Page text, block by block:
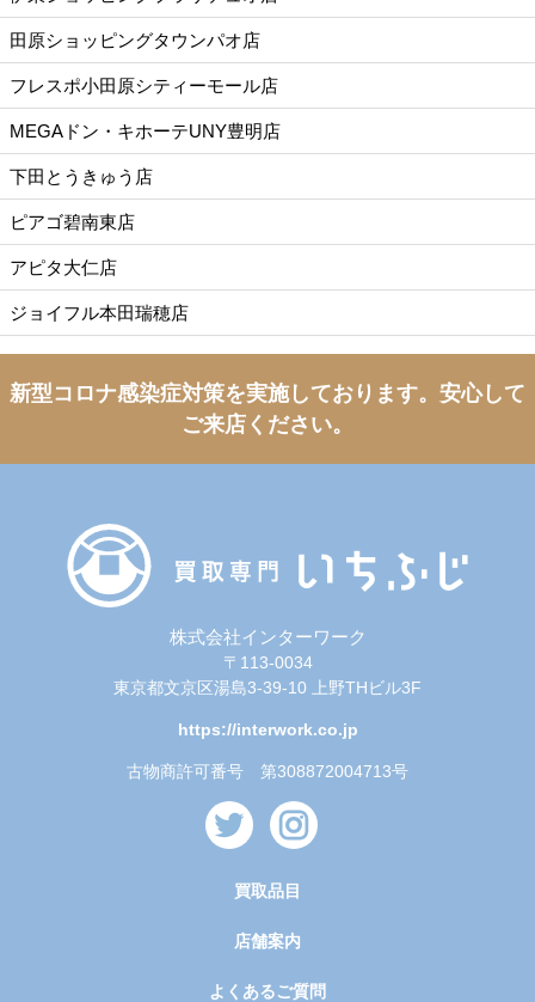
田原ショッピングタウンパオ店
フレスポ小田原シティーモール店
MEGAドン・キホーテUNY豊明店
下田とうきゅう店
ピアゴ碧南東店
アピタ大仁店
ジョイフル本田瑞穂店
新型コロナ感染症対策を実施しております。 安心して
ご来店ください。
株式会社インターワーク
〒113-0034
東京都文京区湯島3-39-10 上野THビル3F
https://interwork.co.jp
古物商許可番号 第308872004713号
買取品目
店舗案内
よくあるご質問